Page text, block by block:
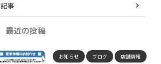
記事
最近の投稿
お知らせ ブログ 店舗情報